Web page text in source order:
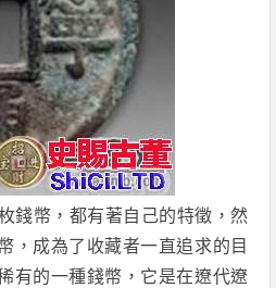
錢幣，都有著自己的特徵，然
，成為了收藏者一直追求的目
有的一種錢幣，它是在遼代遼